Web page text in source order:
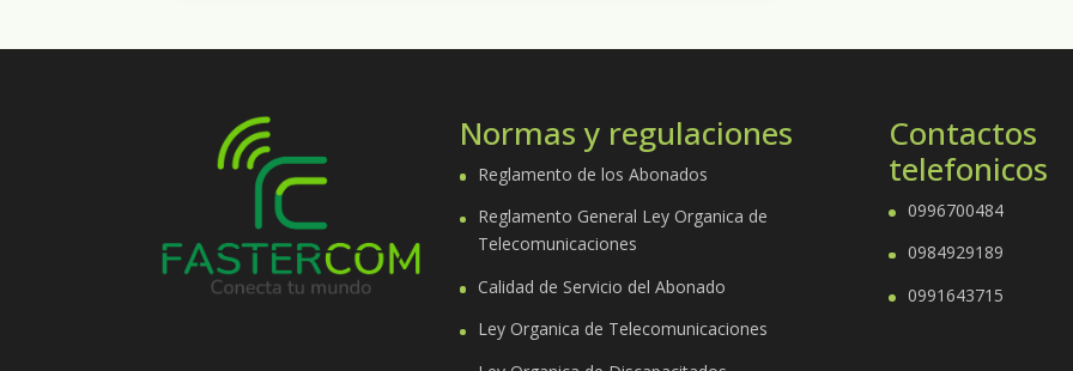
Normas y regulaciones
Reglamento de los Abonados
Reglamento General Ley Organica de
Telecomunicaciones
Calidad de Servicio del Abonado
Ley Organica de Telecomunicaciones
Contactos
telefonicos
0996700484
0984929189
0991643715